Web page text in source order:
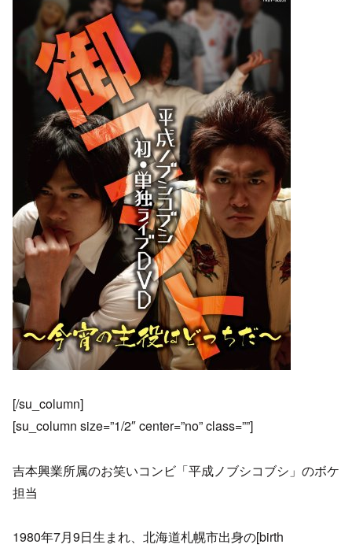
[/su_column]
[su_column size=”1/2″ center=”no” class=””]
吉本興業所属のお笑いコンビ「平成ノブシコブシ」のボケ
担当
1980年7月9日生まれ、北海道札幌市出身の[birth